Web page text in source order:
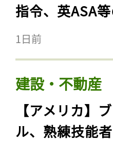
指令、英ASA
1日前
建設・不動産
【アメリカ】
ル、熟練技能